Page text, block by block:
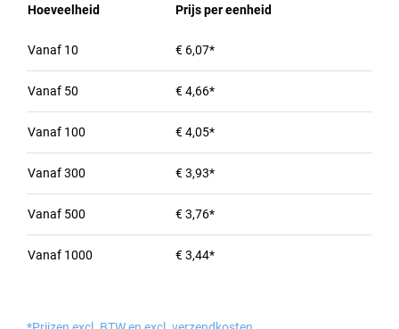
Hoeveelheid Prijs per eenheid
Vanaf 10 € 6,07*
Vanaf 50 € 4,66*
Vanaf 100 € 4,05*
Vanaf300 € 3,93*
Vanaf 500 € 3,76*
Vanaf 1000 € 3,44*